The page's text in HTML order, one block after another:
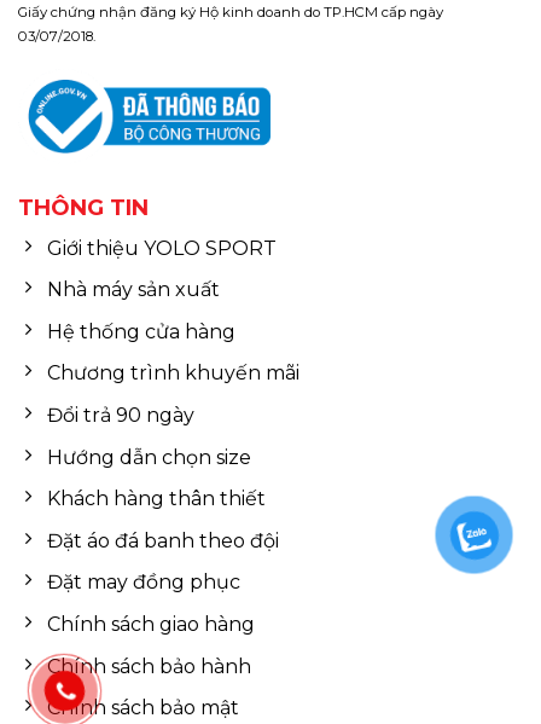
Giấy chứng nhận đăng ký Hộ kinh doanh do TP.HCM cấp ngày
03/07/2018.
THÔNG TIN
Giới thiệu YOLO SPORT
Nhà máy sản xuất
Hệ thống cửa hàng
Chương trình khuyến mãi
Đổi trả 90 ngày
Hướng dẫn chọn size
Khách hàng thân thiết
Đặt áo đá banh theo đội
Đặt may đồng phục
Chính sách giao hàng
Chính sách bảo hành
Chính sách bảo mật